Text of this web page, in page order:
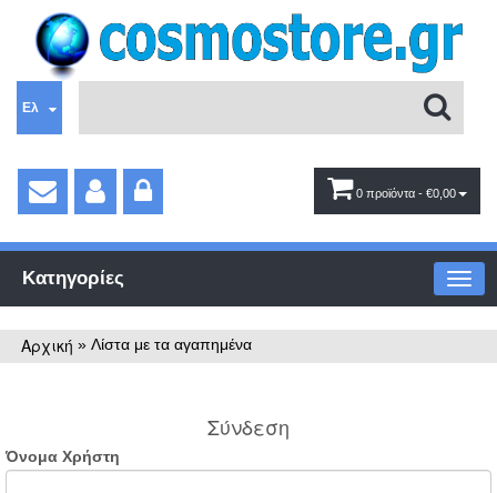
Ελ
0 προϊόντα - €0,00
Κατηγορίες
Αρχική » Λίστα με τα αγαπημένα
Σύνδεση
Όνομα Χρήστη